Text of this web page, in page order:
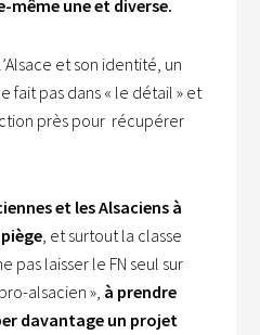
même une et diverse.
et son identité, un
fait pas dans « le détail » et
près pour récupérer
et les Alsaciens à
, et surtout la classe
pas laisser le FN seul sur
alsacien », à prendre
davantage un projet